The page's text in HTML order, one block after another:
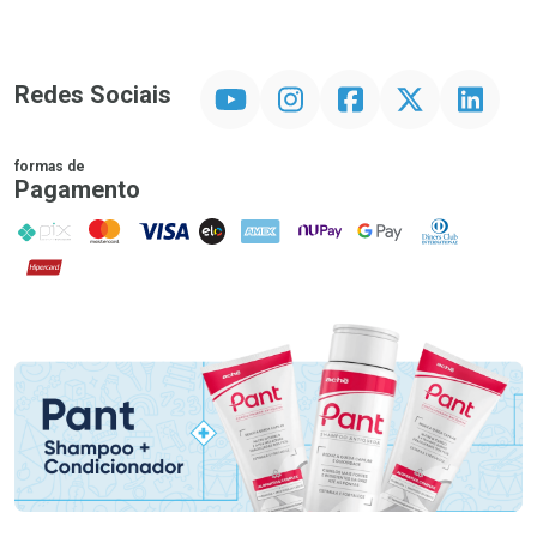
Redes Sociais InstagramFacebookTwitter Linkedin
formas de
Pagamento
PIX MasterCard
VISA ELO AMEX NuPay Google PayDiners Club
Hipercard
Promoção em Destaque